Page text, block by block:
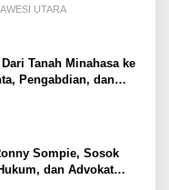
UTARA
Tanah Minahasa ke
Pengabdian, dan
Sompie, Sosok
dan Advokat